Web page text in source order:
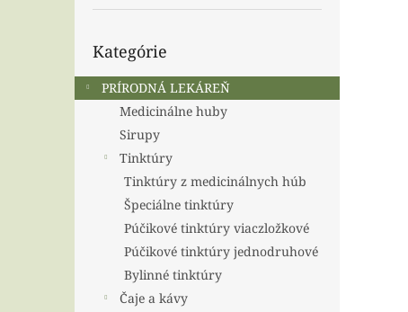
kategórie
Kategórie
PRÍRODNÁ LEKÁREŇ
Medicinálne huby
Sirupy
Tinktúry
Tinktúry z medicinálnych húb
Špeciálne tinktúry
Púčikové tinktúry viaczložkové
Púčikové tinktúry jednodruhové
Bylinné tinktúry
Čaje a kávy